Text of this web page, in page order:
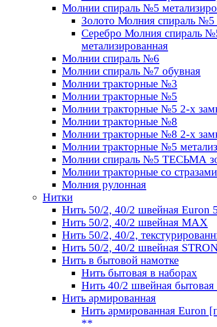
Молнии спираль №5
Золото Молния спираль №5
Серебро Молния спираль
метализированная
Молнии спираль №6
Молнии спираль №7 обувная
Молнии тракторные №3
Молнии тракторные №5
Молнии тракторные №5 2-х
Молнии тракторные №8
Молнии тракторные №8 2-х
Молнии тракторные №5
Молнии спираль №5 ТЕСЬМА
Молнии тракторные со стразами
Молния рулонная
Нитки
Нить 50/2, 40/2 швейная Euron
Нить 50/2, 40/2 швейная МАХ
Нить 50/2, 40/2,
Нить 50/2, 40/2 швейная
Нить в бытовой намотке
Нить бытовая в наборах
Нить 40/2 швейная бытовая
Нить армированная
Нить армированная Euron
**